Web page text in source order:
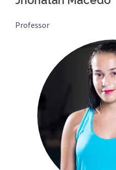
Professor